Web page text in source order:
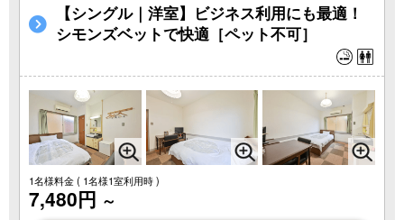
【シングル｜洋室】ビジネス利用にも最適！
シモンズベットで快適［ペット不可］
1名様料金( 1名様1室利用時 )
7,480円 ～